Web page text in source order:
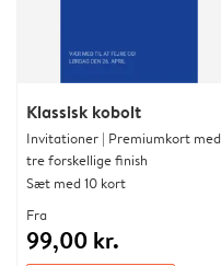
Klassisk kobolt
Invitationer | Premiumkort med
tre forskellige finish
Sæt med 10 kort
Fra
99,00 kr.